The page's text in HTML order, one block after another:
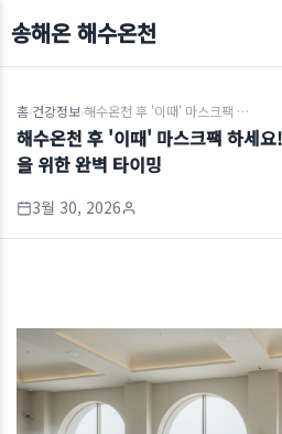
송해온 해수온천
홈›건강정보› 해수온천 후 '이때' 마스크팩 하세요! 노폐물 배출 후 영양 공급을 위한 완벽 타이밍
해수온천 후 '이때' 마스크팩 하세
을 위한 완벽 타이밍
3월 30, 2026